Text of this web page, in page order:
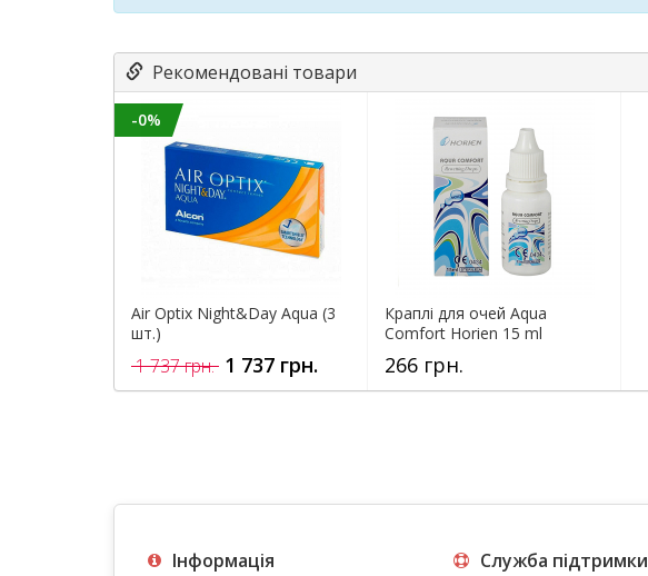
Рекомендовані товари
-0%
Air Optix Night&Day Aqua (3
шт.)
1 737 грн. 1 737 грн.
Краплі для очей Aqua
Comfort Horien 15 ml
266 грн.
Інформація Служба підтримки